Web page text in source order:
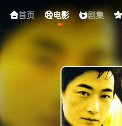
首页 电影 剧集
下载客户端